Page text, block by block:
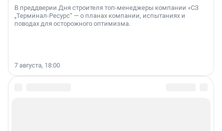
В преддверии Дня строителя топ-менеджеры компании «СЗ
„Терминал-Ресурс“ — о планах компании, испытаниях и
поводах для осторожного оптимизма.
7 августа, 18:00